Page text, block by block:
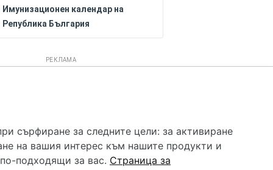
Имунизационен календар на
Република България
РЕКЛАМА
все че се полагат всички усилия за обновяване и
и самолечението могат да бъдат опасни за
помощ!
сърфиране за следните цели: за активиране
на вашия интерес към нашите продукти и
подходящи за вас. Страница за